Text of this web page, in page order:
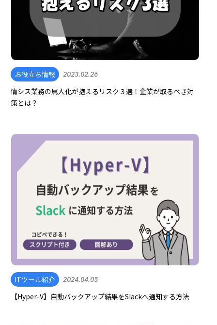
お役立ち情報 2023.02.26
情シス業務の属人化が抱えるリスク３選！企業が取るべき対
策とは？
ITツール紹介 2024.04.05
【Hyper-V】自動バックアップ結果をSlackへ通知する方法